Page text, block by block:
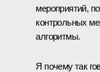
мероприятий,
контрольных
алгоритмы.
Я почему так